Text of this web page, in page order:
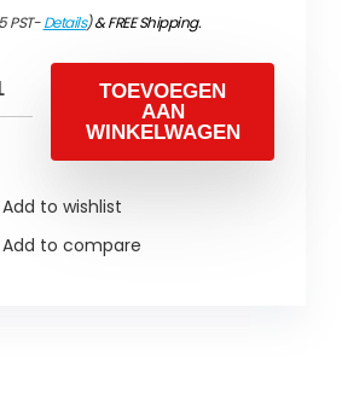
PST-Details)&FREE Shipping.
TOEVOEGEN
AAN
WINKELWAGEN
Add to wishlist
Add to compare